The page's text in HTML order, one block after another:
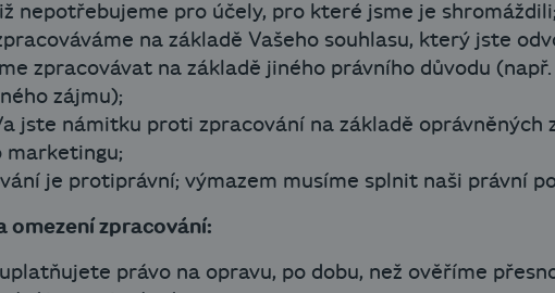
nepotřebujeme pro účely, pro které jsme je shromáždili;
na základě Vašeho souhlasu, který jste
zpracovávat na základě jiného právního důvodu
zájmu);
a jste námitku proti zpracování na základě oprávněných
marketingu;
je protiprávní; výmazem musíme splnit naši právní
omezení zpracování:
právo na opravu, po dobu, než ověříme